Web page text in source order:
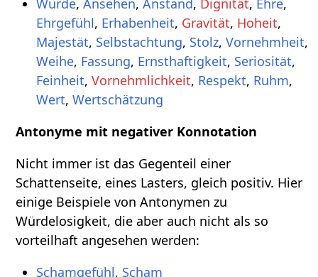
Würde, Ansehen, Anstand, Dignität, Ehre,
Ehrgefühl, Erhabenheit, Gravität, Hoheit,
Majestät, Selbstachtung, Stolz, Vornehmheit,
Weihe, Fassung, Ernsthaftigkeit, Seriosität,
Feinheit, Vornehmlichkeit, Respekt, Ruhm,
Wert, Wertschätzung
Antonyme mit negativer Konnotation
Nicht immer ist das Gegenteil einer
Schattenseite, eines Lasters, gleich positiv. Hier
einige Beispiele von Antonymen zu
Würdelosigkeit, die aber auch nicht als so
vorteilhaft angesehen werden:
Schamgefühl, Scham